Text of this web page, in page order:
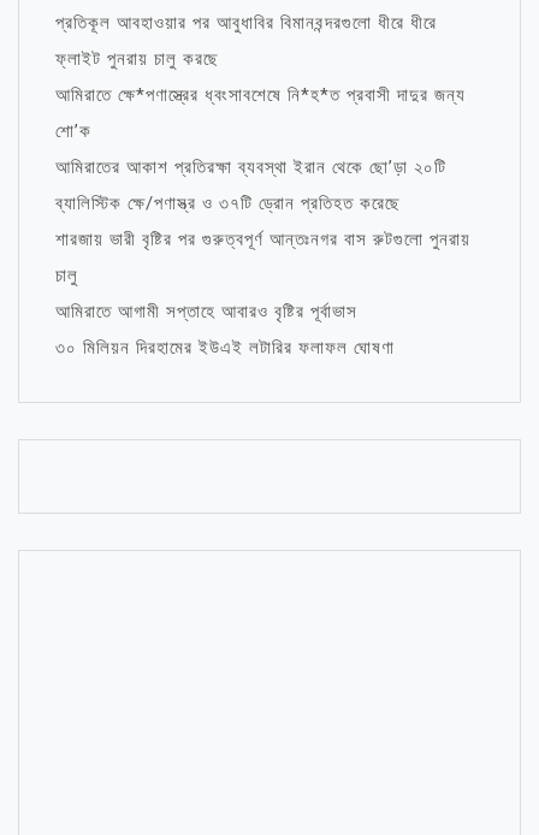
প্রতিকূল আবহাওয়ার পর আবুধাবির বিমানবন্দরগুলো ধীরে ধীরে
ফ্লাইট পুনরায় চালু করছে
আমিরাতে ক্ষে*পণাস্ত্রের ধ্বংসাবশেষে নি*হ*ত প্রবাসী দাদুর জন্য
শো’ক
আমিরাতের আকাশ প্রতিরক্ষা ব্যবস্থা ইরান থেকে ছো’ড়া ২০টি
ব্যালিস্টিক ক্ষে/পণাস্ত্র ও ৩৭টি ড্রোন প্রতিহত করেছে
শারজায় ভারী বৃষ্টির পর গুরুত্বপূর্ণ আন্তঃনগর বাস রুটগুলো পুনরায়
চালু
আমিরাতে আগামী সপ্তাহে আবারও বৃষ্টির পূর্বাভাস
৩০ মিলিয়ন দিরহামের ইউএই লটারির ফলাফল ঘোষণা